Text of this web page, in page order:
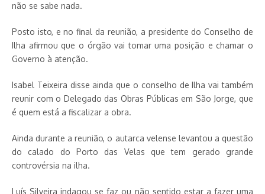
não se sabe nada.
Posto isto, e no final da reunião, a presidente do Conselho de
Ilha afirmou que o órgão vai tomar uma posição e chamar o
Governo à atenção.
Isabel Teixeira disse ainda que o conselho de Ilha vai também
reunir com o Delegado das Obras Públicas em São Jorge, que
é quem está a fiscalizar a obra.
Ainda durante a reunião, o autarca velense levantou a questão
do calado do Porto das Velas que tem gerado grande
controvérsia na ilha.
Luís Silveira indagou se faz ou não sentido estar a fazer uma